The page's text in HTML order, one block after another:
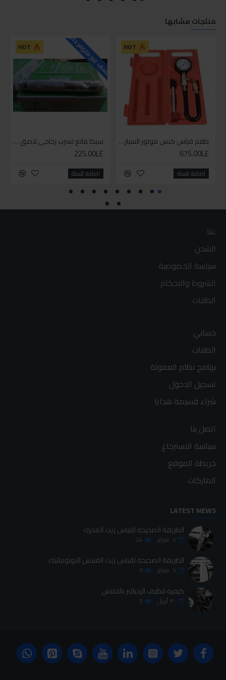
منتجات مشابها
HOT
طقم قياس كبس موتور السياره 3 ق
675.00LE
اضافة للسلة
HOT للاسف غير متوفر حاليا
سيكا مانع تسرب زجاجي لاصق اسود 600 مل
225.00LE
اضافة للسلة
عنا
الشحن
سياسة الخصوصية
الشروط والاحكام
الطلبات
حسابي
الطلبات
برنامج نظام العمولة
تسجيل الدخول
شراء قسيمة هدايا
اتصل بنا
سياسة الاسترجاع
خريطة الموقع
الماركات
LATEST NEWS
الطريقة الصحيحة لقياس زيت المحرك
٠٧ فبراير 24
الطريقة الصحيحة لقياس زيت الفتيس الاوتوماتيك
٠٧ فبراير 6
كيفية تنظيف الردياتير بالفلاش
٣٠ أبريل 5